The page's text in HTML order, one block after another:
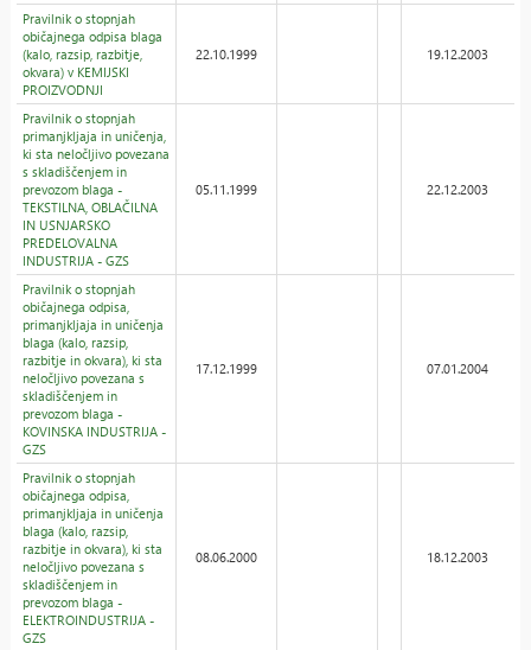
Pravilnik o stopnjah
običajnega odpisa blaga
(kalo, razsip, razbitje,
okvara) v KEMIJSKI
PROIZVODNJI
22.10.1999 19.12.2003
Pravilnik o stopnjah
primanjkljaja in uničenja,
ki sta neločljivo povezana
s skladiščenjem in
prevozom blaga -
TEKSTILNA, OBLAČILNA
IN USNJARSKO
PREDELOVALNA
INDUSTRIJA - GZS
05.11.1999 22.12.2003
Pravilnik o stopnjah
običajnega odpisa,
primanjkljaja in uničenja
blaga (kalo, razsip,
razbitje in okvara), ki sta
neločljivo povezana s
skladiščenjem in
prevozom blaga -
KOVINSKA INDUSTRIJA -
GZS
17.12.1999 07.01.2004
Pravilnik o stopnjah
običajnega odpisa,
primanjkljaja in uničenja
blaga (kalo, razsip,
razbitje in okvara), ki sta
neločljivo povezana s
skladiščenjem in
prevozom blaga -
ELEKTROINDUSTRIJA -
GZS
08.06.2000 18.12.2003